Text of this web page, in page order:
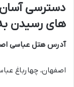
دسترسی
های رسیدن
آدرس هتل عباسی
اصفهان، چهارباغ